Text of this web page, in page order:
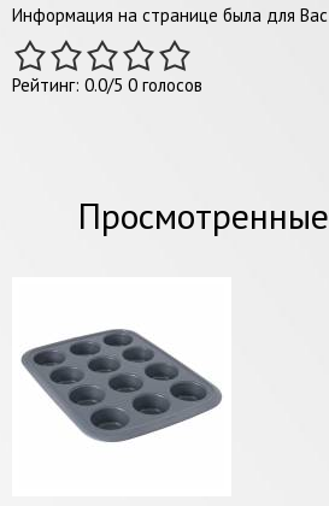
Информация на странице была для
Рейтинг: 0.0/5 0 голосов